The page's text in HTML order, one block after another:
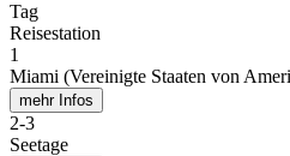
Tag
Reisestation
1
Miami (Vereinigte Staaten von
mehr Infos
2-3
Seetage